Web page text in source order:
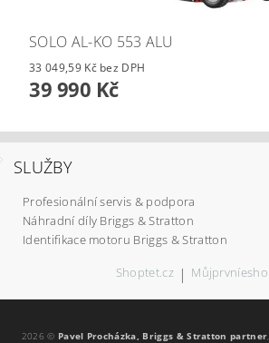
SOLO AL-KO 553 ALU
33 049,59 Kč bez DPH
39 990 Kč
SLUŽBY
Profesionální servis & podpora
Náhradní díly Briggs & Stratton
Identifikace motoru Briggs & Stratton
Shoptet.cz |
2026 © Pavel Procházka, Briggs & Stratton partner